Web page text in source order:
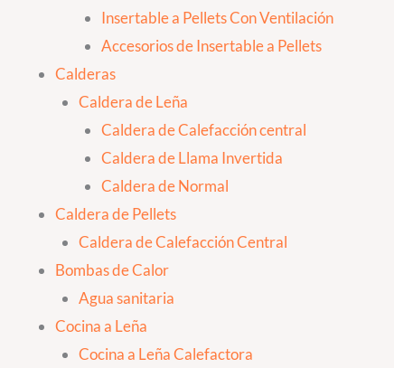
Insertable a Pellets Con Ventilación
Accesorios de Insertable a Pellets
Calderas
Caldera de Leña
Caldera de Calefacción central
Caldera de Llama Invertida
Caldera de Normal
Caldera de Pellets
Caldera de Calefacción Central
Bombas de Calor
Agua sanitaria
Cocina a Leña
Cocina a Leña Calefactora